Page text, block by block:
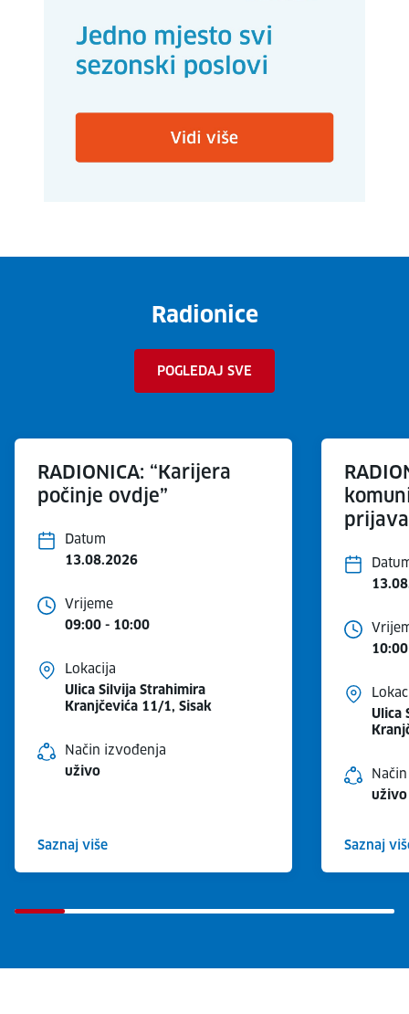
Radionice
POGLEDAJ SVE
RADIONICA: “Karijera
počinje ovdje”
Datum
13.08.2026
Vrijeme
09:00 - 10:00
Lokacija
Ulica Silvija Strahimira
Kranjčevića 11/1, Sisak
Način izvođenja
uživo
Saznaj više
Ulica
uživo
Saznaj